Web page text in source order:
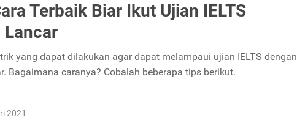
Terbaik Biar Ikut Ujian IELTS
Lancar
yang dapat dilakukan agar dapat melampaui ujian IELTS dengan
Bagaimana caranya? Cobalah beberapa tips berikut.
2021